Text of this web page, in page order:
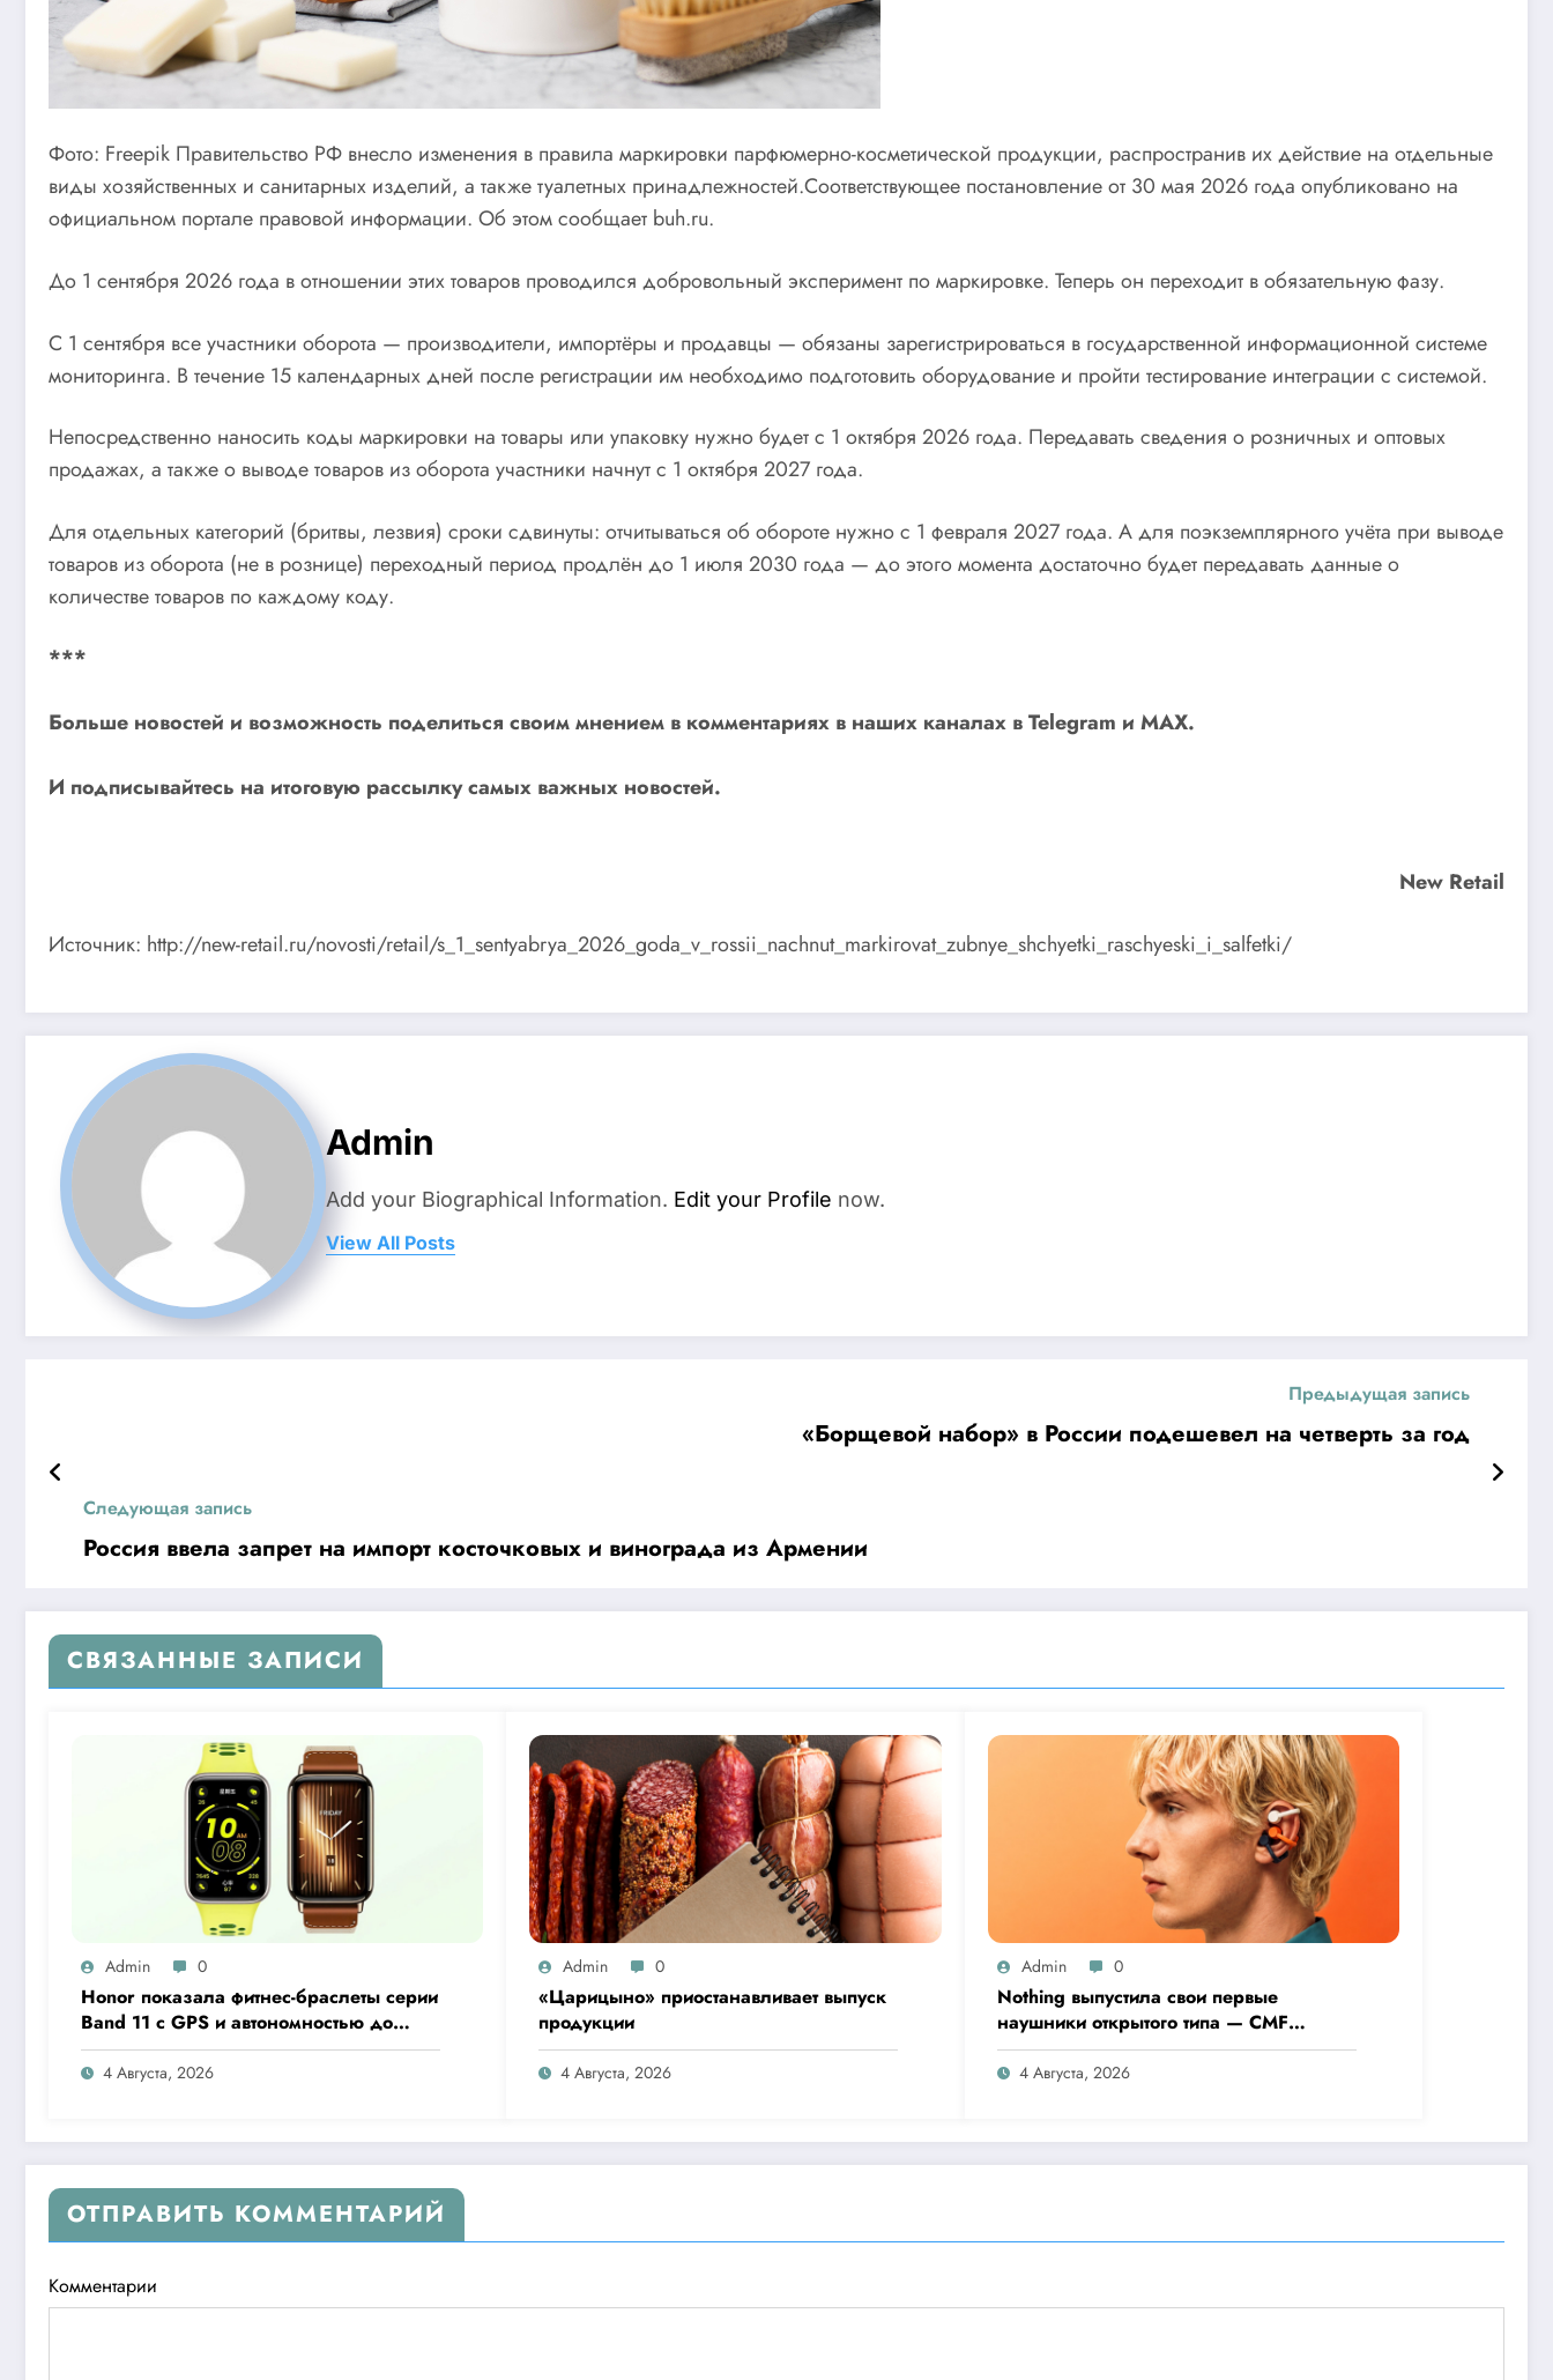
Фото: Freepik Правительство РФ внесло изменения в правила маркировки парфюмерно-косметической продукции, распространив их действие на отдельные
виды хозяйственных и санитарных изделий, а также туалетных принадлежностей.Соответствующее постановление от 30 мая 2026 года опубликовано на
официальном портале правовой информации. Об этом сообщает buh.ru.
До 1 сентября 2026 года в отношении этих товаров проводился добровольный эксперимент по маркировке. Теперь он переходит в обязательную фазу.
С 1 сентября все участники оборота — производители, импортёры и продавцы — обязаны зарегистрироваться в государственной информационной системе
мониторинга. В течение 15 календарных дней после регистрации им необходимо подготовить оборудование и пройти тестирование интеграции с системой.
Непосредственно наносить коды маркировки на товары или упаковку нужно будет с 1 октября 2026 года. Передавать сведения о розничных и оптовых
продажах, а также о выводе товаров из оборота участники начнут с 1 октября 2027 года.
Для отдельных категорий (бритвы, лезвия) сроки сдвинуты: отчитываться об обороте нужно с 1 февраля 2027 года. А для поэкземплярного учёта при выводе
товаров из оборота (не в рознице) переходный период продлён до 1 июля 2030 года — до этого момента достаточно будет передавать данные о
количестве товаров по каждому коду.
***
Больше новостей и возможность поделиться своим мнением в комментариях в наших каналах вTelegram и MAX.
И подписывайтесь на итоговую рассылку самых важных новостей.
New Retail
Источник: http://new-retail.ru/novosti/retail/s_1_sentyabrya_2026_goda_v_rossii_nachnut_markirovat_zubnye_shchyetki_raschyeski_i_salfetki/
Admin
Add your Biographical Information. Edit your Profile now.
View All Posts
Предыдущая запись
«Борщевой набор» в России подешевел на четверть за год
Следующая запись
Россия ввела запрет на импорт косточковых и винограда из Армении
СВЯЗАННЫЕ ЗАПИСИ
Admin 0
Honor показала фитнес-браслеты серии
Band 11 с GPS и автономностью до
26 дней
4 Августа, 2026
Admin 0
«Царицыно» приостанавливает выпуск
продукции
4 Августа, 2026
Admin 0
Nothing выпустила свои первые
наушники открытого типа — CMF
Clip Pro
4 Августа, 2026
ОТПРАВИТЬ КОММЕНТАРИЙ
Комментарии